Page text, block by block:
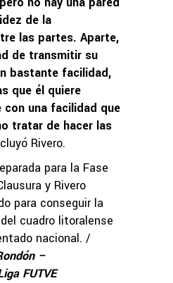
de la
las partes. Aparte,
de transmitir su
bastante facilidad,
que él quiere
con una facilidad que
tratar de hacer las
Rivero.
para la Fase
y Rivero
para conseguir la
cuadro litoralense
nacional. /
–
FUTVE